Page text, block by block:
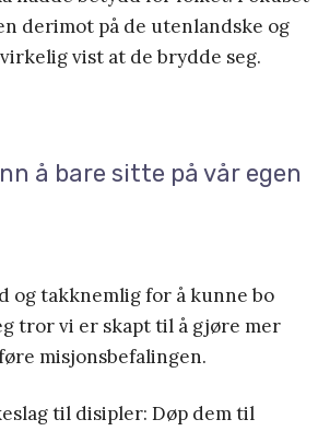
derimot på de utenlandske og
vist at de brydde seg.
å bare sitte på vår egen
og takknemlig for å kunne bo
tror vi er skapt til å gjøre mer
misjonsbefalingen.
til disipler: Døp dem til